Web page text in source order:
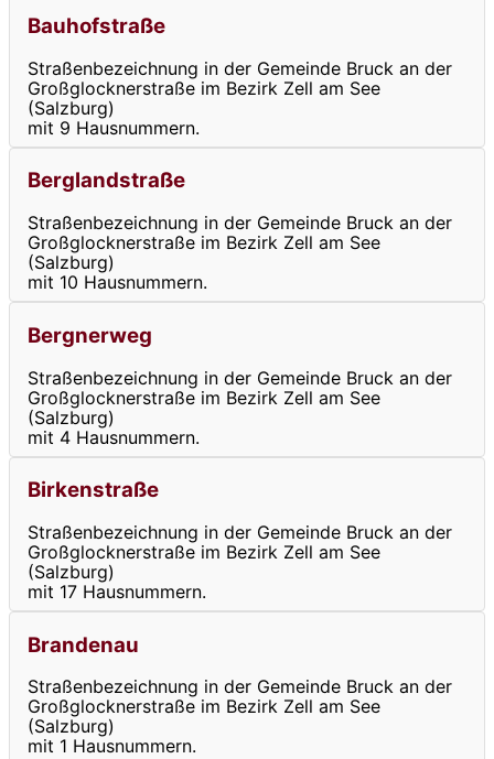
Bauhofstraße
Straßenbezeichnung in der Gemeinde Bruck an der
Großglocknerstraße im Bezirk Zell am See
(Salzburg)
mit 9 Hausnummern.
Berglandstraße
Straßenbezeichnung in der Gemeinde Bruck an der
Großglocknerstraße im Bezirk Zell am See
(Salzburg)
mit 10 Hausnummern.
Bergnerweg
Straßenbezeichnung in der Gemeinde Bruck an der
Großglocknerstraße im Bezirk Zell am See
(Salzburg)
mit 4 Hausnummern.
Birkenstraße
Straßenbezeichnung in der Gemeinde Bruck an der
Großglocknerstraße im Bezirk Zell am See
(Salzburg)
mit 17 Hausnummern.
Brandenau
Straßenbezeichnung in der Gemeinde Bruck an der
Großglocknerstraße im Bezirk Zell am See
(Salzburg)
mit 1 Hausnummern.